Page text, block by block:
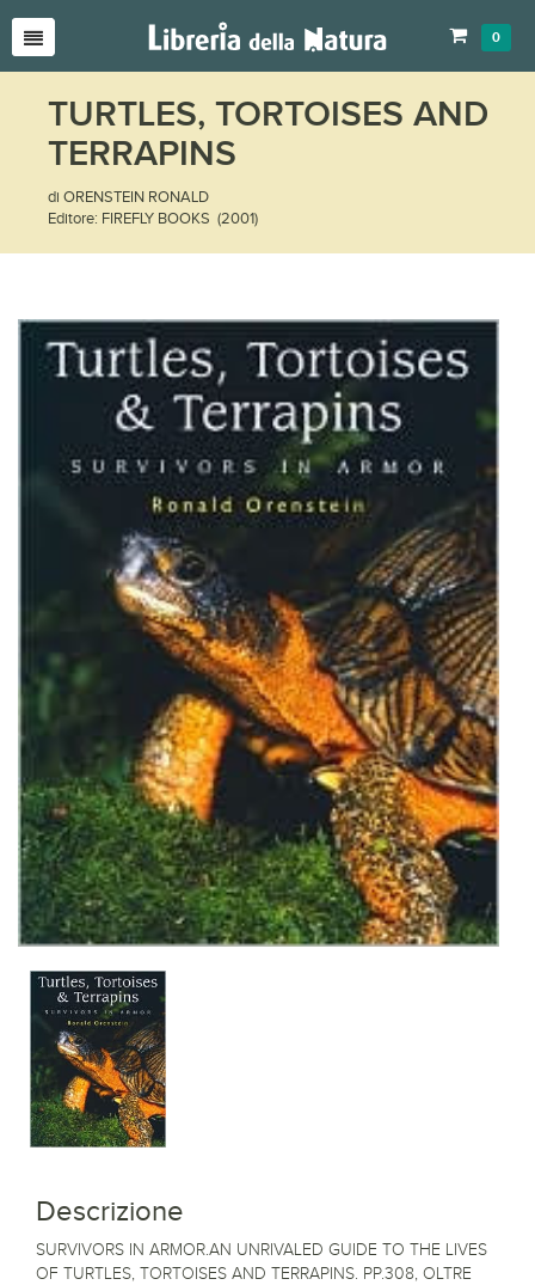
0
TURTLES, TORTOISES AND
TERRAPINS
di ORENSTEIN RONALD
Editore: FIREFLY BOOKS (2001)
Descrizione
SURVIVORS IN ARMOR.AN UNRIVALED GUIDE TO THE LIVES
OF TURTLES, TORTOISES AND TERRAPINS. PP.308, OLTRE